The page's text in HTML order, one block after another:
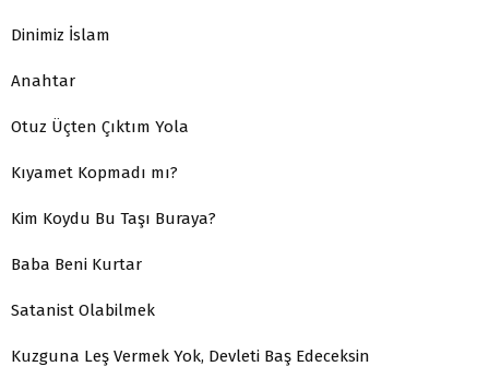
Dinimiz İslam
Anahtar
Otuz Üçten Çıktım Yola
Kıyamet Kopmadı mı?
Kim Koydu Bu Taşı Buraya?
Baba Beni Kurtar
Satanist Olabilmek
Kuzguna Leş Vermek Yok, Devleti Baş Edeceksin